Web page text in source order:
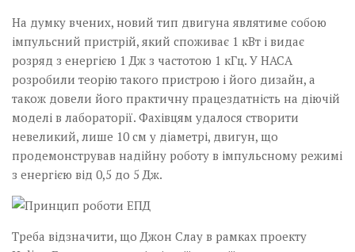
На думку вчених, новий тип двигуна являтиме собою
імпульсний пристрій, який споживає 1 кВт і видає
розряд з енергією 1 Дж з частотою 1 кГц. У НАСА
розробили теорію такого пристрою і його дизайн, а
також довели його практичну працездатність на діючій
моделі в лабораторії. Фахівцям удалося створити
невеликий, лише 10 см у діаметрі, двигун, що
продемонстрував надійну роботу в імпульсному режимі
з енергією­ від 0,5 до 5 Дж.
Треба відзначити, що Джон Слау в рамках проекту